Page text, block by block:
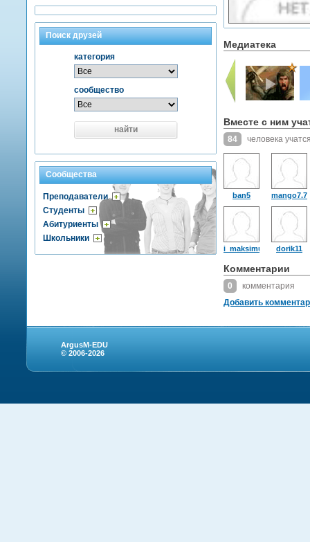
Медиатека
Вместе с ним
84 человека
ban5 mango7.7
i_maksimus dorik11
Комментарии
0
комментария
Добавить
Поиск друзей
категория
сообщество
найти
Сообщества
Преподаватели
Студенты
Абитуриенты
Школьники
ArgusM-EDU
© 2006-2026